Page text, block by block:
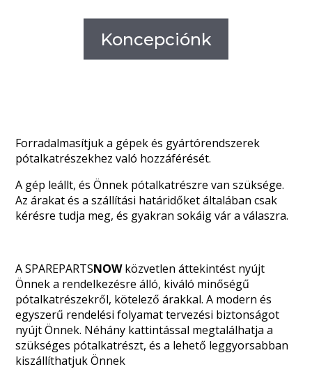
Koncepciónk
Forradalmasítjuk a gépek és gyártórendszerek
pótalkatrészekhez való hozzáférését.
A gép leállt, és Önnek pótalkatrészre van szüksége.
Az árakat és a szállítási határidőket általában csak
kérésre tudja meg, és gyakran sokáig vár a válaszra.
ASPAREPARTSNOW közvetlen áttekintést nyújt
Önnek a rendelkezésre álló, kiváló minőségű
pótalkatrészekről, kötelező árakkal. A modern és
egyszerű rendelési folyamat tervezési biztonságot
nyújt Önnek. Néhány kattintással megtalálhatja a
szükséges pótalkatrészt, és a lehető leggyorsabban
kiszállíthatjuk Önnek